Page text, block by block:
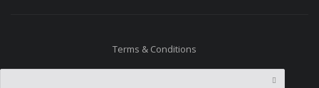
Terms & Conditions